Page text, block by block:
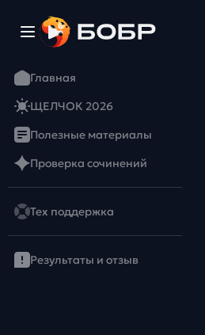
Главная
ЩЕЛЧОК 2026
Полезные материалы
Проверка сочинений
Тех поддержка
Результаты и отзыв